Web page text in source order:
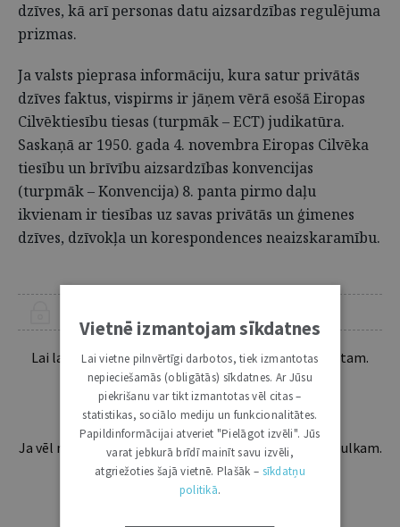
dzīves, kā arī personas datu aizsardzības regulējuma
prizmas.
Ja valsts pieprasa informāciju, kura satur privātās
dzīves faktus, vispirms ir jāņem vērā esošā Eiropas
Cilvēktiesību tiesas (turpmāk – ECT) judikatūra.
Saskaņā ar 1950. gada 4. novembra Eiropas Cilvēka
tiesību un brīvību aizsardzības konvencijas
(turpmāk – Konvencija) 8. panta pirmo daļu
ikvienam ir tiesības uz savas privātās un ģimenes
dzīves, dzīvokļa un korespondences neaizskaramību.
Lai lasītu šo rakstu tālāk, Tev jābūt žurnāla abonentam.
Esošos abonentus lūdzam autorizēties:
Ja vēl neesi abonents, aicinām pievienoties lasītāju pulkam.
Iegūsi tūlītēju piekļuvi digitālajam saturam!
Vietnē izmantojam sīkdatnes
Lai vietne pilnvērtīgi darbotos, tiek izmantotas
nepieciešamās (obligātās) sīkdatnes. Ar Jūsu
piekrišanu var tikt izmantotas vēl citas –
statistikas, sociālo mediju un funkcionalitātes.
Papildinformācijai atveriet "Pielāgot izvēli". Jūs
varat jebkurā brīdī mainīt savu izvēli,
atgriežoties šajā vietnē. Plašāk – sīkdatņu
politikā.